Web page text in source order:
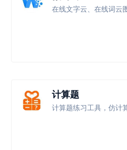
在线文字云、在线词云
计算题
计算题练习工具，仿计